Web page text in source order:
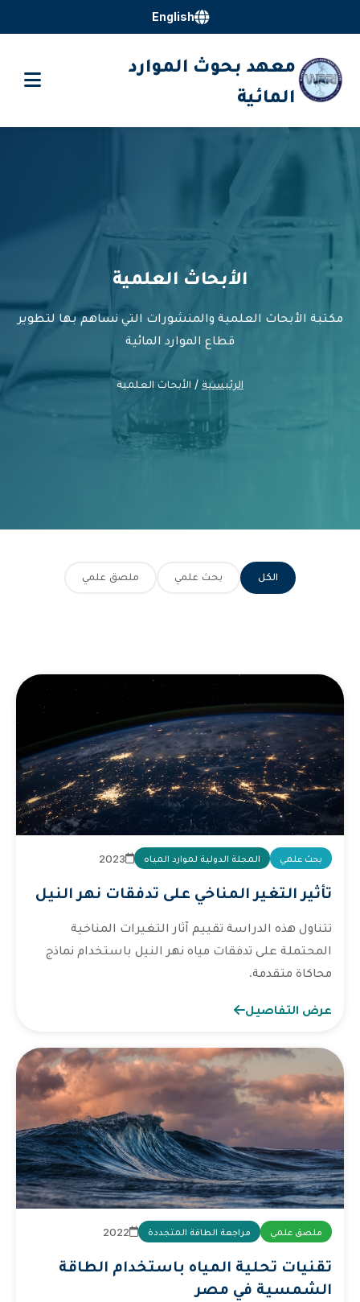
English
معهد بحوث الموارد
المائية
الأبحاث العلمية
مكتبة الأبحاث العلمية والمنشورات التي نساهم بها لتطوير
قطاع الموارد المائية
الرئيسية / الأبحاث العلمية
الكل بحث علمي ملصق علمي
بحث علمي المجلة الدولية لموارد المياه 2023
تأثير التغير المناخي على تدفقات نهر النيل
تتناول هذه الدراسة تقييم آثار التغيرات المناخية
المحتملة على تدفقات مياه نهر النيل باستخدام نماذج
محاكاة متقدمة.
عرض التفاصيل
ملصق علمي مراجعة الطاقة المتجددة 2022
تقنيات تحلية المياه باستخدام الطاقة
الشمسية في مصر